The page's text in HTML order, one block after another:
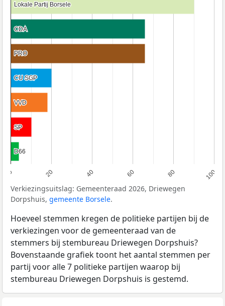
0 20 40 60 80 100
Lokale Partij Borsele
Lokale Partij Borsele
CDA
CDA
PRO
PRO
CU SGP
CU SGP
VVD
VVD
SP
SP
D66
D66
Verkiezingsuitslag: Gemeenteraad 2026, Driewegen
Dorpshuis, gemeente Borsele.
Hoeveel stemmen kregen de politieke partijen bij de
verkiezingen voor de gemeenteraad van de
stemmers bij stembureau Driewegen Dorpshuis?
Bovenstaande grafiek toont het aantal stemmen per
partij voor alle 7 politieke partijen waarop bij
stembureau Driewegen Dorpshuis is gestemd.